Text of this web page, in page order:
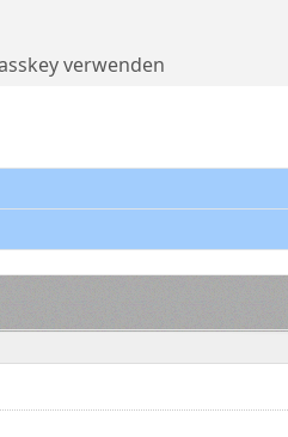
verwenden